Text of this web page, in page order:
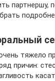
партнершу,
тяжело
причин: